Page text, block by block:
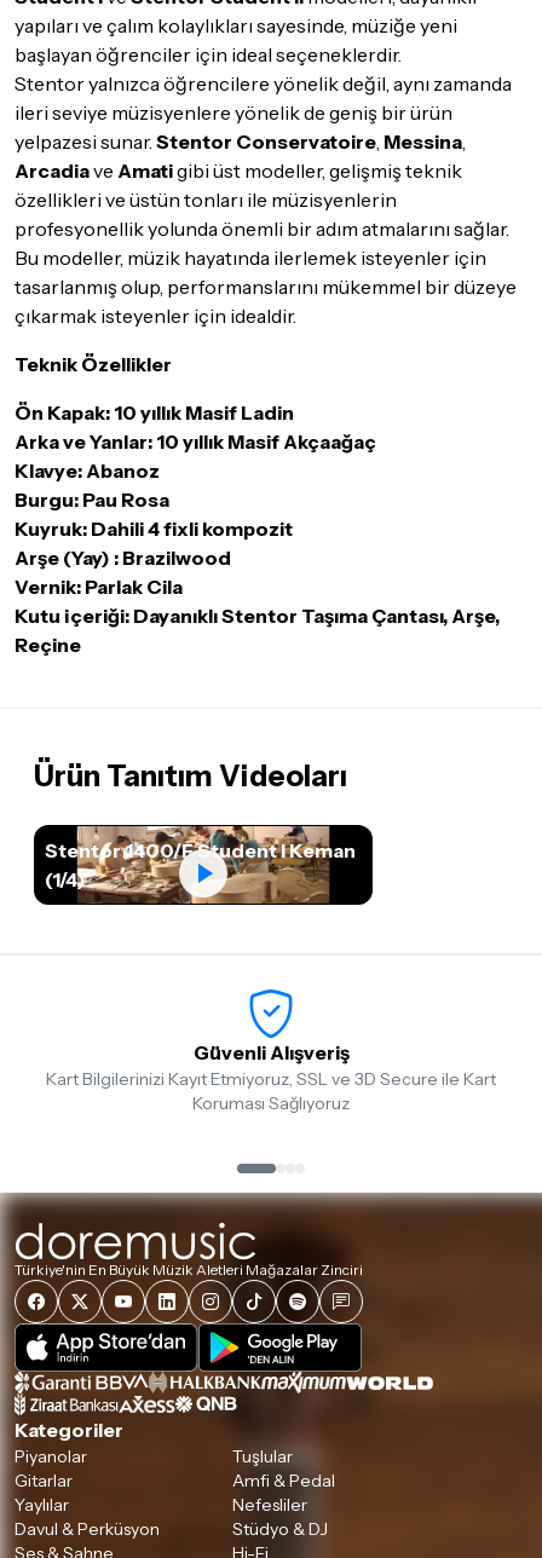
yapıları ve çalım kolaylıkları sayesinde, müziğe yeni
başlayan öğrenciler için ideal seçeneklerdir.
Stentor yalnızca öğrencilere yönelik değil, aynı zamanda
ileri seviye müzisyenlere yönelik de geniş bir ürün
yelpazesi sunar. Stentor Conservatoire, Messina,
Arcadiave Amatigibi üst modeller, gelişmiş teknik
özellikleri ve üstün tonları ile müzisyenlerin
profesyonellik yolunda önemli bir adım atmalarını sağlar.
Bu modeller, müzik hayatında ilerlemek isteyenler için
tasarlanmış olup, performanslarını mükemmel bir düzeye
çıkarmak isteyenler için idealdir.
Teknik Özellikler
Ön Kapak: 10 yıllık Masif Ladin
Arka ve Yanlar: 10 yıllık Masif Akçaağaç
Klavye: Abanoz
Burgu: Pau Rosa
Kuyruk: Dahili 4 fixli kompozit
Arşe (Yay) : Brazilwood
Vernik: Parlak Cila
Kutu içeriği: Dayanıklı Stentor Taşıma Çantası, Arşe,
Reçine
Ürün Tanıtım Videoları
Stentor 1400/F Student I Keman
(1/4)
Güvenli Alışveriş
Kart Bilgilerinizi Kayıt Etmiyoruz, SSL ve 3D Secure ile Kart
Koruması Sağlıyoruz
Türkiye'nin En Büyük Müzik Aletleri Mağazalar Zinciri
Kategoriler
Piyanolar
Tuşlular
Gitarlar
Amfi & Pedal
Yaylılar
Nefesliler
Davul & Perküsyon
Stüdyo & DJ
Ses & Sahne
Hi-Fi